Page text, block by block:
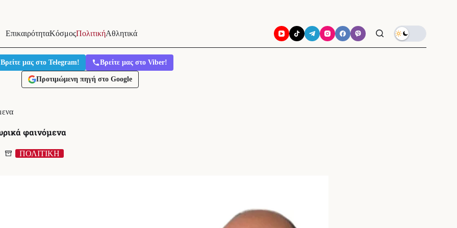
ΕπικαιρότηταΚόσμοςΠολιτικήΑθλητικά
Βρείτε μας στο Telegram! Βρείτε μας στο Viber!
Προτιμώμενη πηγή στο Google
φαινόμενα
ΠΟΛΙΤΙΚΗ